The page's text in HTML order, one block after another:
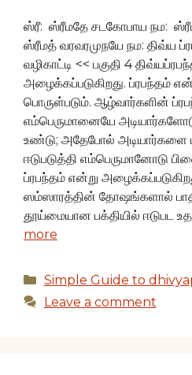
ஸ்ரீ: ஸ்ரீமதே சடகோபாய நம:
ஸ்ரீமத் வரவரமுநயே நம: திவ்ய
வழிகாட்டி << பகுதி 4
அழைக்கப்படுகிறது. ப்ரபந்தம்
பொருள்படும். ஆழ்வார்களின்
எம்பெருமானையே
உண்டு; அதேபோல் அடியார்களை
ஈடுபடுத்தி எம்பெருமானோடு
ப்ரபந்தம் என்று
ஸம்ஸாரத்தின் தோஷங்களால்
தூய்மையான பக்தியில் ஈடுபட
more
Categories
Simple Guide to
Leave a comment